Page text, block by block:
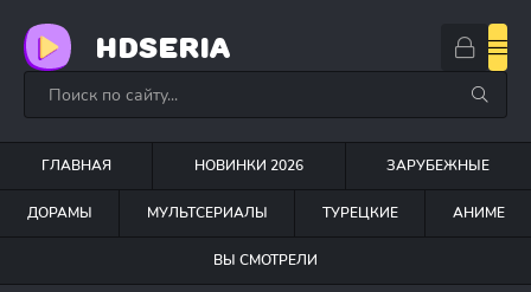
HDSERIA
ГЛАВНАЯ НОВИНКИ 2026 ЗАРУБЕЖНЫЕ
ДОРАМЫ МУЛЬТСЕРИАЛЫ ТУРЕЦКИЕ АНИМЕ
ВЫ СМОТРЕЛИ